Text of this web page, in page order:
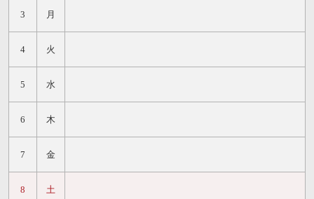
月
3
火
4
水
5
木
6
金
7
土
8